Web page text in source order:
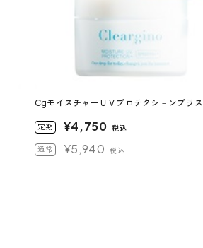
CgモイスチャーＵＶプロテクションプラス
定期 ¥4,750 税込
通常 ¥5,940 税込